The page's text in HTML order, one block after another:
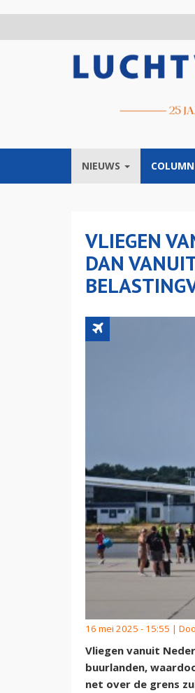
NIEUWS
VLIEGEN
DAN
16 mei 2025 - 15:55 |
Vliegen vanuit
buurlanden,
net over de grens